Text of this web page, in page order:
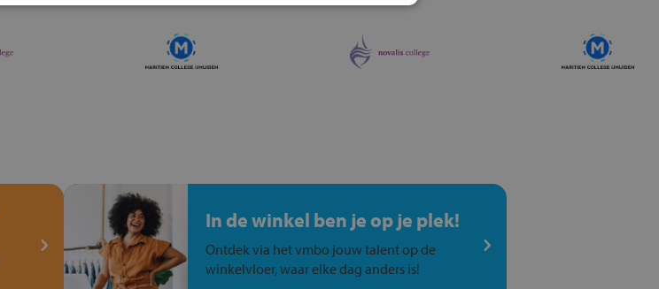
In de winkel ben je op je plek!
Ontdek via het vmbo jouw talent op de
winkelvloer, waar elke dag anders is!